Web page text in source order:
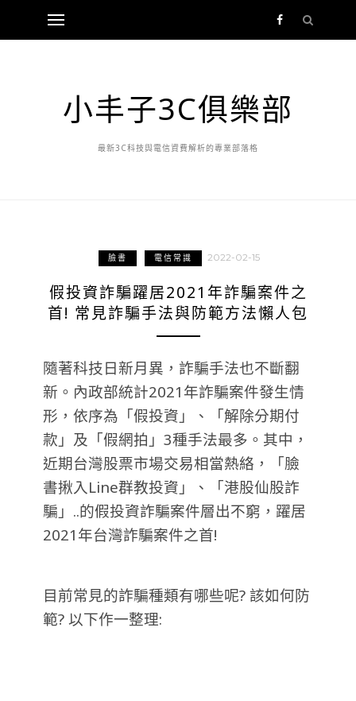
小丰子3C俱樂部
最新3C科技與電信資費解析的專業部落格
臉書 電信常識 2022-02-15
假投資詐騙躍居2021年詐騙案件之
首! 常見詐騙手法與防範方法懶人包
隨著科技日新月異，詐騙手法也不斷翻
新。內政部統計2021年詐騙案件發生情
形，依序為「假投資」、「解除分期付
款」及「假網拍」3種手法最多。其中，
近期台灣股票市場交易相當熱絡，「臉
書揪入Line群教投資」、「港股仙股詐
騙」..的假投資詐騙案件層出不窮，躍居
2021年台灣詐騙案件之首!
目前常見的詐騙種類有哪些呢? 該如何防
範? 以下作一整理: